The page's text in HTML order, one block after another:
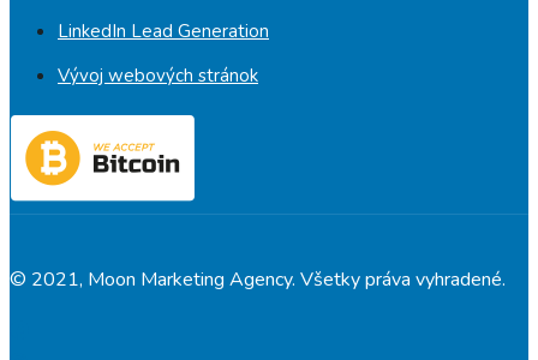
LinkedIn Lead Generation
Vývoj webových stránok
© 2021, Moon Marketing Agency. Všetky práva vyhradené.